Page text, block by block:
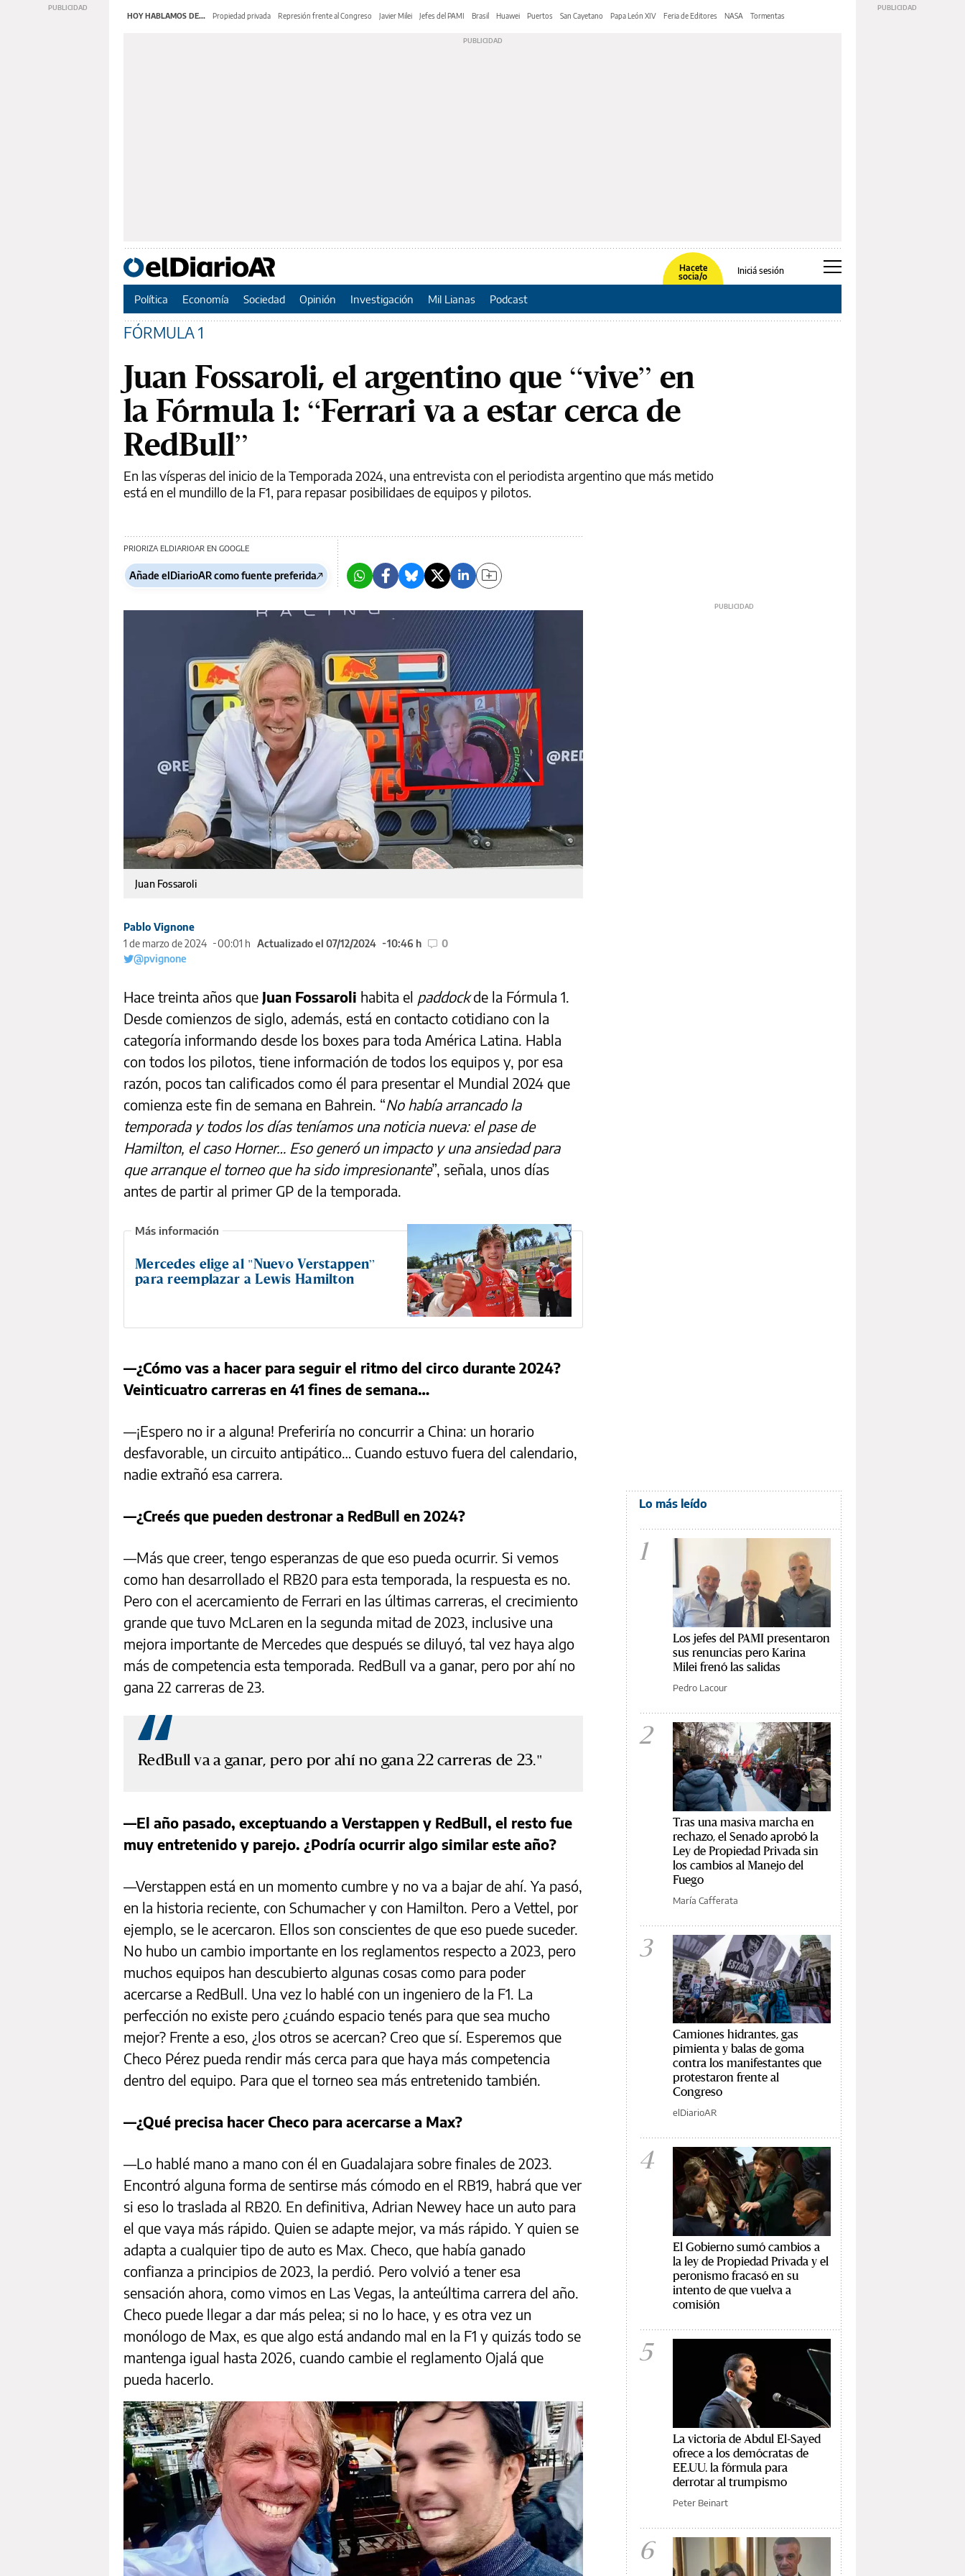
HOY HABLAMOS DE... Propiedad privada Represión frente al Congreso Javier Milei Jefes del PAMI Brasil Huawei Puertos San Cayetano Papa León XIV Feria de Editores NASA Tormentas
Hacete
socia/o
Iniciá sesión
Política Economía Sociedad Opinión Investigación Mil Lianas Podcast
FÓRMULA 1
Juan Fossaroli, el argentino que “vive” en
la Fórmula 1: “Ferrari va a estar cerca de
RedBull”
En las vísperas del inicio de la Temporada 2024, una entrevista con el periodista argentino que más metido
está en el mundillo de la F1, para repasar posibilidaes de equipos y pilotos.
PRIORIZA ELDIARIOAR EN GOOGLE
Añade elDiarioAR como fuente preferida
Juan Fossaroli
Pablo Vignone
1 de marzo de 2024
00:01 h Actualizado el 07/12/2024 10:46 h
0
@pvignone
Hace treinta años que Juan Fossaroli habita el paddockde la Fórmula 1.
Desde comienzos de siglo, además, está en contacto cotidiano con la
categoría informando desde los boxes para toda América Latina. Habla
con todos los pilotos, tiene información de todos los equipos y, por esa
razón, pocos tan calificados como él para presentar el Mundial 2024 que
comienza este fin de semana en Bahrein. “No había arrancado la
temporada y todos los días teníamos una noticia nueva: el pase de
Hamilton, el caso Horner… Eso generó un impacto y una ansiedad para
que arranque el torneo que ha sido impresionante”, señala, unos días
antes de partir al primer GP de la temporada.
Mercedes elige al "Nuevo Verstappen”
para reemplazar a Lewis Hamilton
—¿Cómo vas a hacer para seguir el ritmo del circo durante 2024?
Veinticuatro carreras en 41 fines de semana…
—¡Espero no ir a alguna! Preferiría no concurrir a China: un horario
desfavorable, un circuito antipático… Cuando estuvo fuera del calendario,
nadie extrañó esa carrera.
—¿Creés que pueden destronar a RedBull en 2024?
—Más que creer, tengo esperanzas de que eso pueda ocurrir. Si vemos
como han desarrollado el RB20 para esta temporada, la respuesta es no.
Pero con el acercamiento de Ferrari en las últimas carreras, el crecimiento
grande que tuvo McLaren en la segunda mitad de 2023, inclusive una
mejora importante de Mercedes que después se diluyó, tal vez haya algo
más de competencia esta temporada. RedBull va a ganar, pero por ahí no
gana 22 carreras de 23.
RedBull va a ganar, pero por ahí no gana 22 carreras de 23.
—El año pasado, exceptuando a Verstappen y RedBull, el resto fue
muy entretenido y parejo. ¿Podría ocurrir algo similar este año?
—Verstappen está en un momento cumbre y no va a bajar de ahí. Ya pasó,
en la historia reciente, con Schumacher y con Hamilton. Pero a Vettel, por
ejemplo, se le acercaron. Ellos son conscientes de que eso puede suceder.
No hubo un cambio importante en los reglamentos respecto a 2023, pero
muchos equipos han descubierto algunas cosas como para poder
acercarse a RedBull. Una vez lo hablé con un ingeniero de la F1. La
perfección no existe pero ¿cuándo espacio tenés para que sea mucho
mejor? Frente a eso, ¿los otros se acercan? Creo que sí. Esperemos que
Checo Pérez pueda rendir más cerca para que haya más competencia
dentro del equipo. Para que el torneo sea más entretenido también.
—¿Qué precisa hacer Checo para acercarse a Max?
—Lo hablé mano a mano con él en Guadalajara sobre finales de 2023.
Encontró alguna forma de sentirse más cómodo en el RB19, habrá que ver
si eso lo traslada al RB20. En definitiva, Adrian Newey hace un auto para
el que vaya más rápido. Quien se adapte mejor, va más rápido. Y quien se
adapta a cualquier tipo de auto es Max. Checo, que había ganado
confianza a principios de 2023, la perdió. Pero volvió a tener esa
sensación ahora, como vimos en Las Vegas, la anteúltima carrera del año.
Checo puede llegar a dar más pelea; si no lo hace, y es otra vez un
monólogo de Max, es que algo está andando mal en la F1 y quizás todo se
mantenga igual hasta 2026, cuando cambie el reglamento Ojalá que
pueda hacerlo.
Lo más leído
1
Los jefes del PAMI presentaron
sus renuncias pero Karina
Milei frenó las salidas
Pedro Lacour
2
Tras una masiva marcha en
rechazo, el Senado aprobó la
Ley de Propiedad Privada sin
los cambios al Manejo del
Fuego
María Cafferata
3
Camiones hidrantes, gas
pimienta y balas de goma
contra los manifestantes que
protestaron frente al
Congreso
elDiarioAR
4
El Gobierno sumó cambios a
la ley de Propiedad Privada y el
peronismo fracasó en su
intento de que vuelva a
comisión
5
La victoria de Abdul El-Sayed
ofrece a los demócratas de
EE.UU. la fórmula para
derrotar al trumpismo
Peter Beinart
6